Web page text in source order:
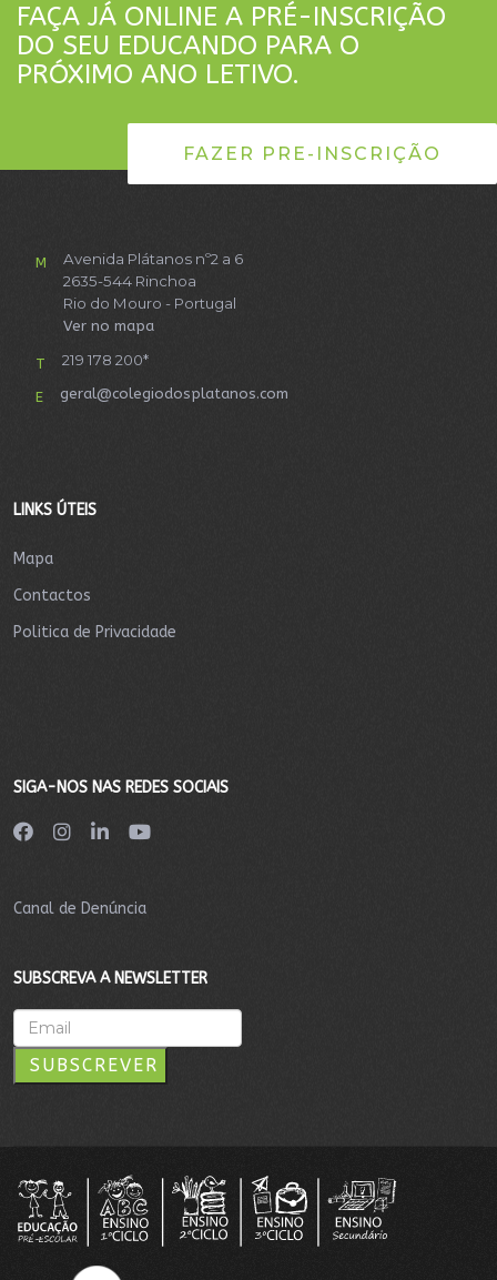
FAÇA JÁ ONLINE A PRÉ-INSCRIÇÃO
DO SEU EDUCANDO PARA O
PRÓXIMO ANO LETIVO.
FAZER PRE-INSCRIÇÃO
M
Avenida Plátanos nº2 a 6
2635-544 Rinchoa
Rio do Mouro - Portugal
Ver no mapa
T 219 178 200*
E geral@colegiodosplatanos.com
LINKS ÚTEIS
Mapa
Contactos
Politica de Privacidade
SIGA-NOS NAS REDES SOCIAIS
Canal de Denúncia
SUBSCREVA A NEWSLETTER
SUBSCREVER